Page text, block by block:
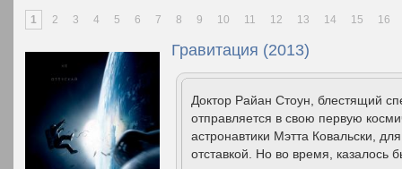
1 2 3 4 5 6 7 8 9 10 11 12 13 14 15 16
Гравитация (2013)
Доктор Райан Стоун, блестящий
отправляется в свою первую
астронавтики Мэтта Ковальски,
отставкой. Но во время, казалось